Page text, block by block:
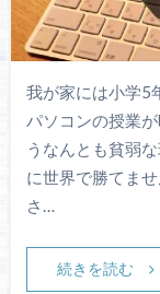
我が家には小学5
パソコンの授業
うなんとも貧弱
に世界で勝てま
さ…
続きを読む